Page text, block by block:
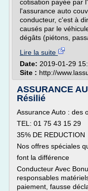
cotisation payée par
l'assurance auto
conducteur, c'est à
causés par le
dégâts (piétons,
Lire la suite
Date: 2019-01-29
Site : http://
ASSURANCE
Résilié
Assurance Auto : des
TEL: 01 75 43 15 29
35% DE REDUCTION
Nos offres spéciales
font la différence
Conducteur Avec
responsables
paiement, fausse